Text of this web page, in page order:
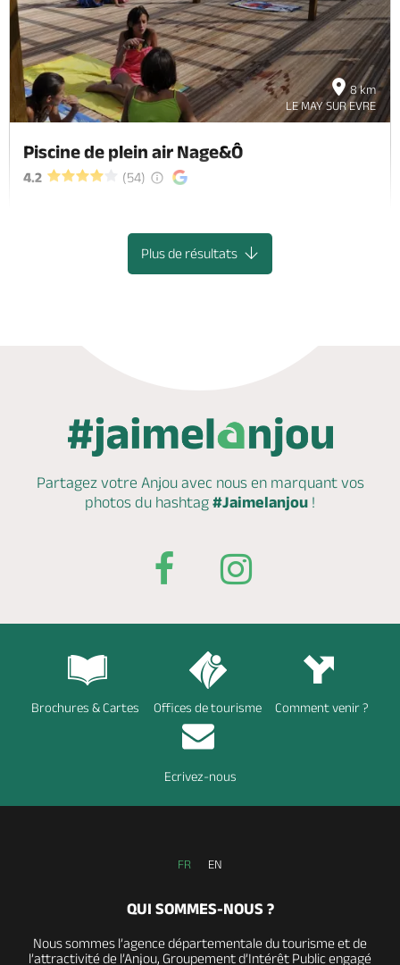
8 km
LE MAY SUR EVRE
Piscine de plein air Nage&Ô
4.2 (54)
Plus de résultats
Partagez votre Anjou avec nous en marquantvos
photos du hashtag #Jaimelanjou !
Brochures & Cartes Offices de tourisme Comment venir ?
Ecrivez-nous
FR EN
QUI SOMMES-NOUS ?
Nous sommes l’agence départementale du tourisme et de
l’attractivité de l’Anjou, Groupement d’Intérêt Public engagé